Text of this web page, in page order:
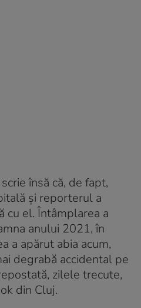
scrie însă că, de fapt,
și reporterul a
cu el. Întâmplarea a
anului 2021, în
a apărut abia acum,
degrabă accidental pe
zilele trecute,
din Cluj.